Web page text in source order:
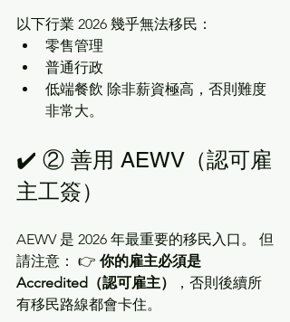
以下行業 2026 幾乎無法移民：
零售管理
普通行政
低端餐飲 除非薪資極高，否則難度
非常大。
✔️ ② 善用 AEWV（認可雇
主工簽）
AEWV 是 2026 年最重要的移民入口。 但
請注意： 👉 你的雇主必須是
Accredited（認可雇主）
，否則後續所
有移民路線都會卡住。